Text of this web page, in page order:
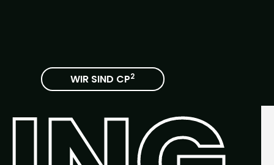
WIR SIND CP2